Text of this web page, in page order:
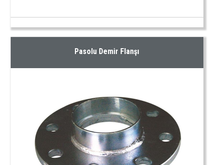
Pasolu Demir Flanşı